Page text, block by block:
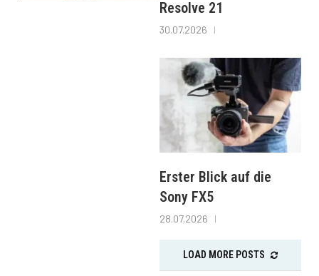
Resolve 21
30.07.2026
Erster Blick auf die
Sony FX5
28.07.2026
LOAD MORE POSTS